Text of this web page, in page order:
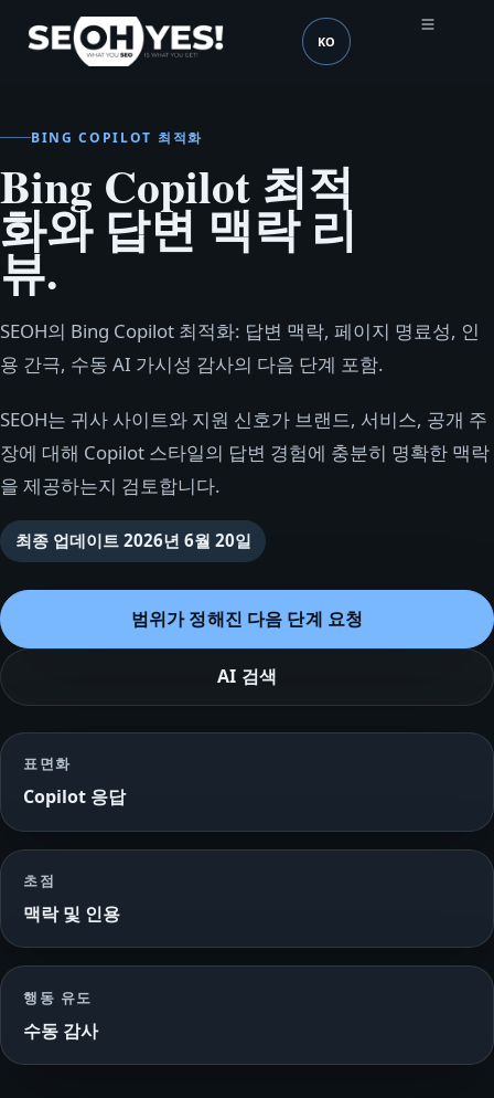
SEOH 언어 (mobile header)
KO
BING COPILOT 최적화
Bing Copilot 최적
화와 답변 맥락 리
뷰.
SEOH의 Bing Copilot 최적화: 답변 맥락, 페이지 명료성, 인
용 간극, 수동 AI 가시성 감사의 다음 단계 포함.
SEOH는 귀사 사이트와 지원 신호가 브랜드, 서비스, 공개 주
장에 대해 Copilot 스타일의 답변 경험에 충분히 명확한 맥락
을 제공하는지 검토합니다.
최종 업데이트 2026년 6월 20일
범위가 정해진 다음 단계 요청
AI 검색
표면화
Copilot 응답
초점
맥락 및 인용
행동 유도
수동 감사